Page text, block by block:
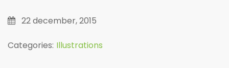
22 december, 2015
Categories: Illustrations